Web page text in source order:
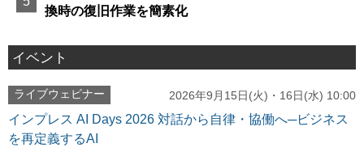
換時の復旧作業を簡素化
イベント
ライブウェビナー 2026年9月15日(火)・16日(水) 10:00
インプレス AI Days 2026 対話から自律・協働へ─ビジネス
を再定義するAI